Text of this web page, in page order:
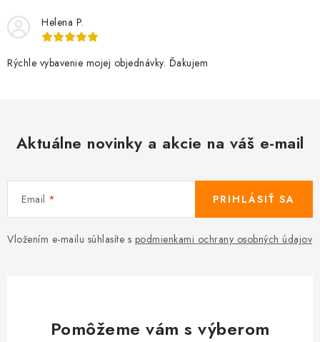
Helena P.
Rýchle vybavenie mojej objednávky. Ďakujem
Aktuálne novinky a akcie na váš e-mail
Email
Vložením e-mailu súhlasíte s podmienkami ochrany osobných údajov
PRIHLÁSIŤ SA
Pomôžeme vám s výberom